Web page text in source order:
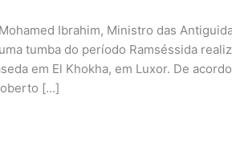
Ibrahim, Ministro das
tumba do período Ramséssida
em El Khokha, em Luxor. De
[…]